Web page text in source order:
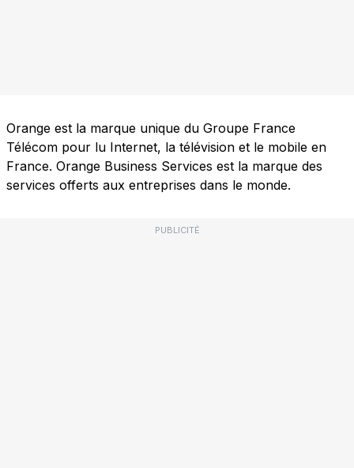
Orange est la marque unique du Groupe France
Télécom pour lu Internet, la télévision et le mobile en
France. Orange Business Services est la marque des
services offerts aux entreprises dans le monde.
PUBLICITÉ